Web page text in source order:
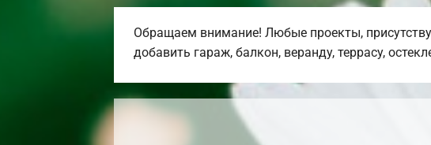
Обращаем внимание! Любые проекты,
добавить гараж, балкон, веранду, террасу,